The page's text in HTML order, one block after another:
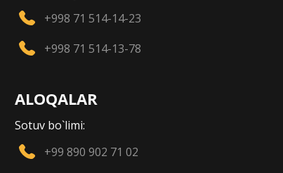
+998 71 514-14-23
+998 71 514-13-78
ALOQALAR
Sotuv bo`limi:
+99 890 902 71 02